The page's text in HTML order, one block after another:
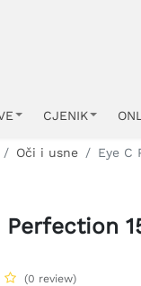
CJENIK
Oči i usne Eye C
Perfection
(0 review)